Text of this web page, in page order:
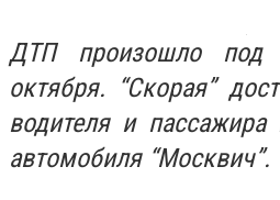
ДТП произошло под
октября. “Скорая”
водителя и пассажира
автомобиля “Москвич”.